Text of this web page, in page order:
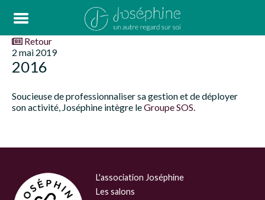
Retour
2 mai 2019
2016
Soucieuse de professionnaliser sa gestion et de déployer
son activité, Joséphine intègre leGroupe SOS.
L'association Joséphine
Les salons